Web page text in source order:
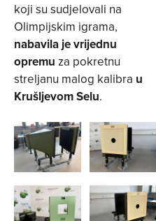
koji su sudjelovali na
Olimpijskim igrama,
nabavila je vrijednu
opremu za pokretnu
streljanu malog kalibra u
Krušljevom Selu.